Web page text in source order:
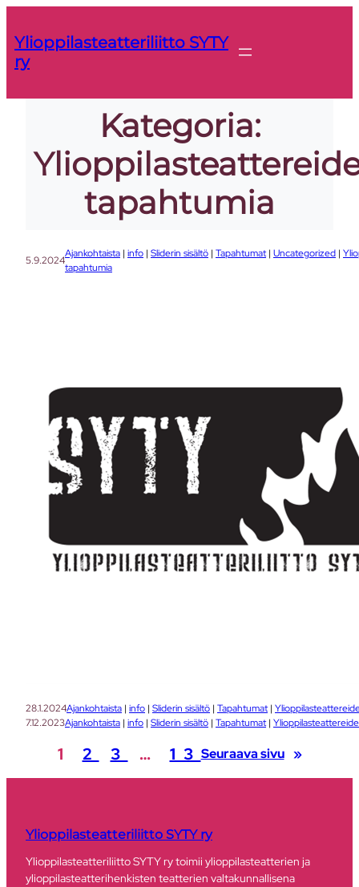
Ylioppilasteatteriliitto SYTY
ry
Kategoria:
tapahtumia
5.9.2024
Ajankohtaista | info | Sliderin sisältö | Tapahtumat | Uncategorized |
tapahtumia
28.1.2024Ajankohtaista | info | Sliderin sisältö | Tapahtumat |
7.12.2023Ajankohtaista | info | Sliderin sisältö | Tapahtumat |
1 2 3 … 13Seuraava sivu »
Ylioppilasteatteriliitto SYTY ry
Ylioppilasteatteriliitto SYTY ry toimii ylioppilasteatterien ja
ylioppilasteatterihenkisten teatterien valtakunnallisena